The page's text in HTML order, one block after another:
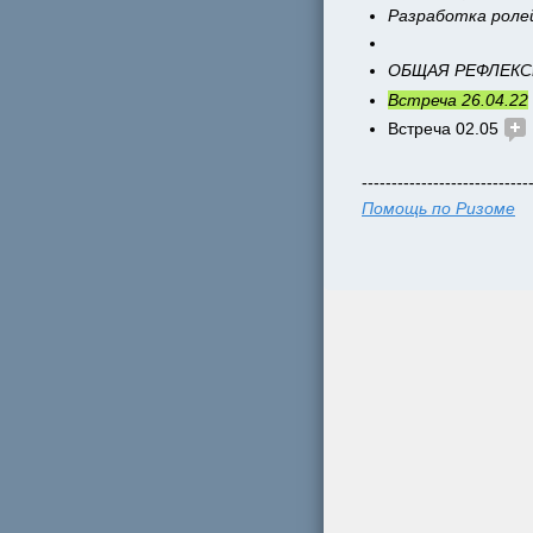
Разработка
ОБЩАЯ
Встреча 26.04.22
Встреча 02.05
Помощь по Ризоме